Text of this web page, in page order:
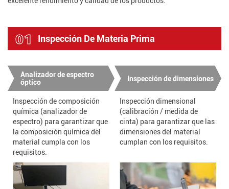
01 Inspección De Materia Prima
Analizador de espectro
óptico
Inspección de composición
química (analizador de
espectro) para garantizar que
la composición química del
material cumpla con los
requisitos.
Inspección de dimensiones
Inspección dimensional
(calibración / medida de
cinta) para garantizar que las
dimensiones del material
cumplan con los requisitos.